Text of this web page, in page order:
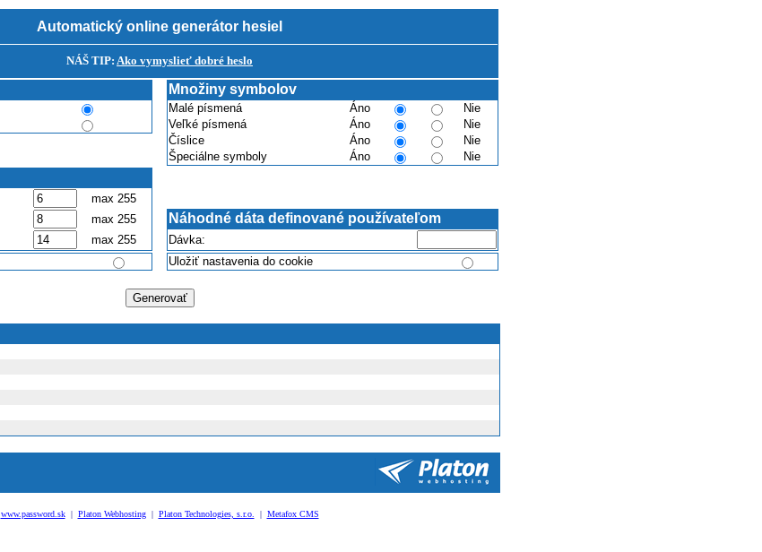
Automatický online generátor hesiel
NÁŠ TIP: Ako vymyslieť dobré heslo
Množiny symbolov
Malé písmená Áno
Nie
Veľké písmená
Áno
Nie
Číslice
Áno
Nie
Špeciálne symboly
Áno Nie
max 255
max 255
max 255
Náhodné dáta definované používateľom
Dávka:
Uložiť nastavenia do cookie
www.password.sk| Platon Webhosting| Platon Technologies, s.r.o. | Metafox CMS